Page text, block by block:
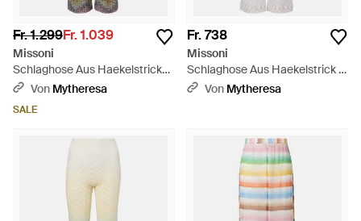
Fr. 1.299Fr. 1.039
Missoni
Schlaghose Aus Haekelstrick
Mit Pailletten - Blau
Von Mytheresa
SALE
Fr. 738
Missoni
Schlaghose Aus Haekelstrick -
WeißVon Mytheresa